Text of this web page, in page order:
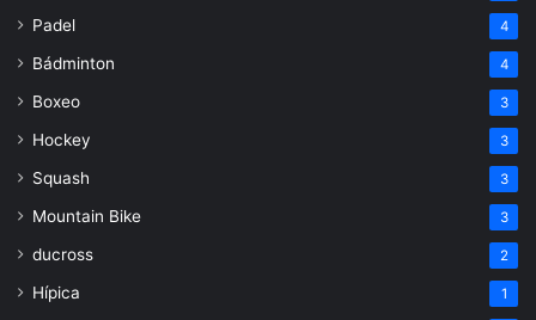
Padel 4
Bádminton 4
Boxeo 3
Hockey 3
Squash 3
Mountain Bike 3
ducross 2
Hípica 1